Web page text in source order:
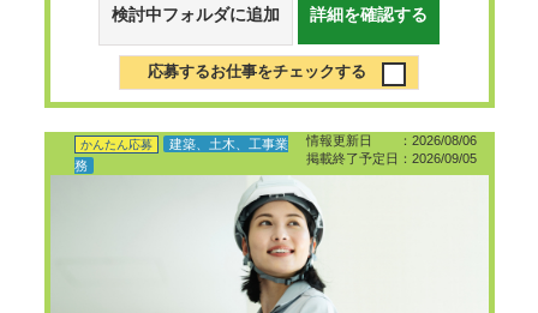
検討中フォルダに追加 詳細を確認する
応募するお仕事をチェックする
情報更新日 ：2026/08/06
掲載終了予定日：2026/09/05
かんたん応募
建築、土木、工事業
務